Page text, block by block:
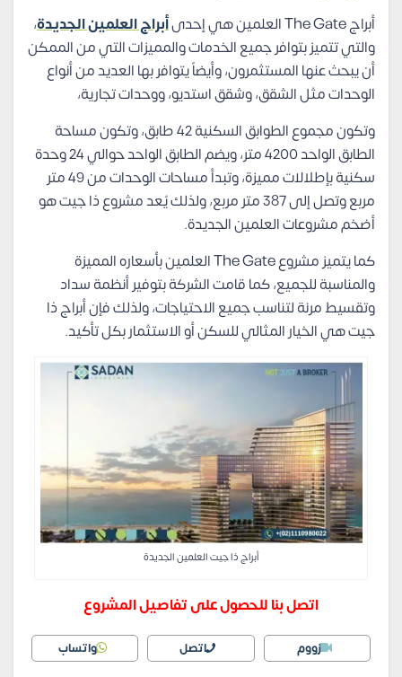
أبراج The Gate العلمين هي إحدى
أبراج العلمين الجديدة،
والتي تتميز بتوافر جميع الخدمات والمميزات التي من الممكن
أن يبحث عنها المستثمرون، وأيضاً يتوافر بها العديد من أنواع
الوحدات مثل الشقق، وشقق استديو، ووحدات تجارية،
وتكون مجموع الطوابق السكنية 42 طابق، وتكون مساحة
الطابق الواحد 4200 متر، ويضم الطابق الواحد حوالي 24 وحدة
سكنية بإطلالات مميزة، وتبدأ مساحات الوحدات من 49 متر
مربع وتصل إلى 387 متر مربع، ولذلك يُعد مشروع ذا جيت هو
أضخم مشروعات العلمين الجديدة.
كما يتميز مشروع The Gate العلمين بأسعاره المميزة
والمناسبة للجميع، كما قامت الشركة بتوفير أنظمة سداد
وتقسيط مرنة لتناسب جميع الاحتياجات، ولذلك فإن أبراج ذا
جيت هي الخيار المثالي للسكن أو الاستثمار بكل تأكيد.
أبراج ذا جيت العلمين الجديدة
اتصل بنا للحصول على تفاصيل المشروع
زووم اتصل واتساب